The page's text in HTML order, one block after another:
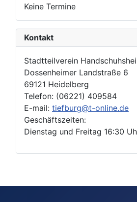
Keine Termine
Kontakt
Stadtteilverein
Dossenheimer Landstraße 6
69121 Heidelberg
Telefon: (06221) 409584
E-mail: tiefburg@t-online.de
Geschäftszeiten:
Dienstag und Freitag 16:30